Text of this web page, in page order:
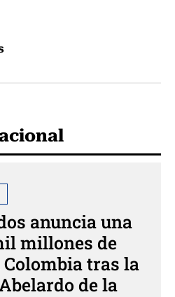
anuncia una
millones de
tras la
de la